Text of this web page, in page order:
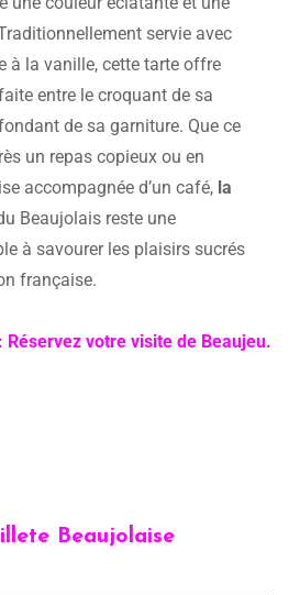
servie avec
à la vanille, cette tarte offre
entre le croquant de sa
de sa garniture. Que ce
un repas copieux ou en
accompagnée d’un café, la
Beaujolais reste une
à savourer les plaisirs sucrés
française.
votre visite de Beaujeu.
Beaujolaise